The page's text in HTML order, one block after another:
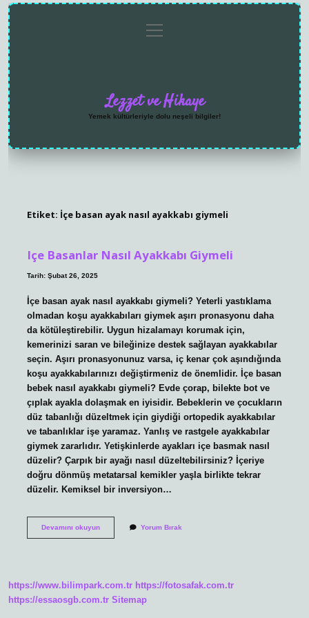
menüyü
aç
Lezzet ve Hikaye
Yemek kültürleriyle dolu neşeli bilgiler!
Etiket: İçe basan ayak nasıl ayakkabı giymeli
Içe Basanlar Nasıl Ayakkabı Giymeli
Tarih: Şubat 26, 2025
İçe basan ayak nasıl ayakkabı giymeli? Yeterli yastıklama
olmadan koşu ayakkabıları giymek aşırı pronasyonu daha
da kötüleştirebilir. Uygun hizalamayı korumak için,
kemerinizi saran ve bileğinize destek sağlayan ayakkabılar
seçin. Aşırı pronasyonunuz varsa, iç kenar çok aşındığında
koşu ayakkabılarınızı değiştirmeniz de önemlidir. İçe basan
bebek nasıl ayakkabı giymeli? Evde çorap, bilekte bot ve
çıplak ayakla dolaşmak en iyisidir. Bebeklerin ve çocukların
düz tabanlığı düzeltmek için giydiği ortopedik ayakkabılar
ve tabanlıklar işe yaramaz. Yanlış ve rastgele ayakkabılar
giymek zararlıdır. Yetişkinlerde ayakları içe basmak nasıl
düzelir? Çarpık bir ayağı nasıl düzeltebilirsiniz? İçeriye
doğru dönmüş metatarsal kemikler yaşla birlikte tekrar
düzelir. Kemiksel bir inversiyon…
Devamını okuyunIçe
Yorum Bırak
https://www.bilimpark.com.tr https://fotosafak.com.tr
https://essaosgb.com.tr Sitemap